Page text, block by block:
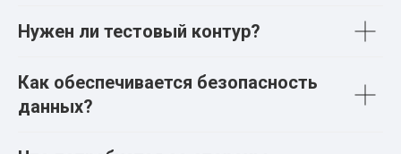
Нужен ли тестовый контур?
Как обеспечивается безопасность
данных?